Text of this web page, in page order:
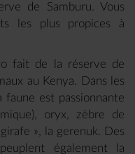
de Samburu. Vous
les plus propices à
fait de la réserve de
au Kenya. Dans les
faune est passionnante
oryx, zèbre de
», la gerenuk. Des
peuplent également la